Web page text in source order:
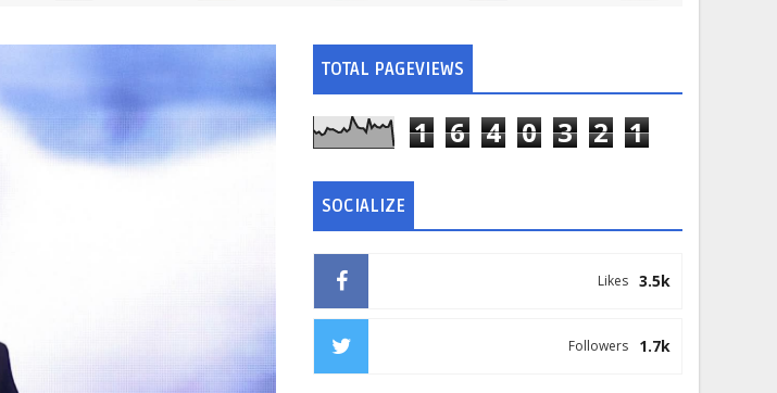
TOTAL PAGEVIEWS
1 6 4 0 3 2 1
SOCIALIZE
3.5k
Likes
1.7k
Followers